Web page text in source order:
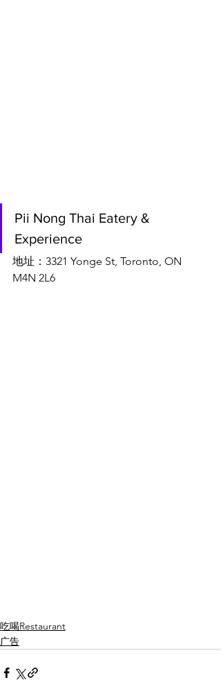
Pii Nong Thai Eatery &
Experience
地址：3321 Yonge St, Toronto, ON
M4N 2L6
吃喝Restaurant
广告